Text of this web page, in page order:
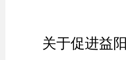
关于促进益